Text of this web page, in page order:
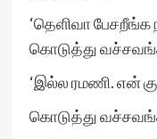
‘தெளிவா பேசறீங்க
கொடுத்து
‘இல்ல ரமணி. என்
கொடுத்து